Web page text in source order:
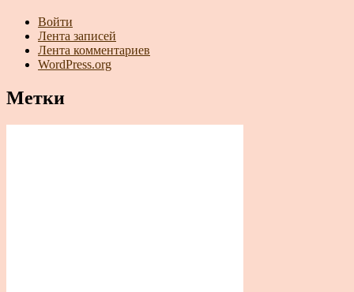
Войти
Лента записей
Лента комментариев
WordPress.org
Метки